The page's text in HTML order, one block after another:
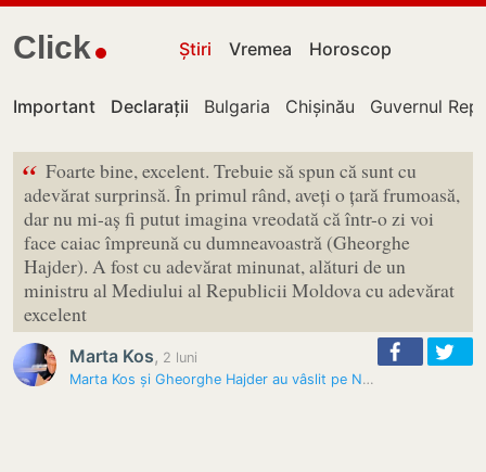
Click Știri Vremea Horoscop
Important Declarații Bulgaria Chișinău Guvernul
“ Foarte bine, excelent. Trebuie să spun că sunt cu
adevărat surprinsă. În primul rând, aveți o țară frumoasă,
dar nu mi-aș fi putut imagina vreodată că într-o zi voi
face caiac împreună cu dumneavoastră (Gheorghe
Hajder). A fost cu adevărat minunat, alături de un
ministru al Mediului al Republicii Moldova cu adevărat
excelent
Marta Kos, 2 luni
Marta Kos și Gheorghe Hajder au vâslit pe Nistru: Comisarul european a…